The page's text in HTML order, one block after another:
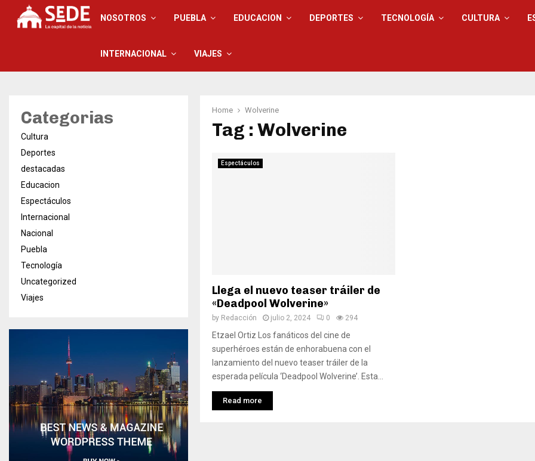
NOSOTROS PUEBLA EDUCACION DEPORTES TECNOLOGÍA CULTURA
INTERNACIONAL VIAJES
Home Wolverine
Tag : Wolverine
Espectáculos
Llega el nuevo teaser tráiler de
«Deadpool Wolverine»
by Redacción julio 2, 2024 0 294
Etzael Ortiz Los fanáticos del cine de
superhéroes están de enhorabuena con el
lanzamiento del nuevo teaser tráiler de la
esperada película ‘Deadpool Wolverine’. Esta...
Read more
Categorias
Cultura
Deportes
destacadas
Educacion
Espectáculos
Internacional
Nacional
Puebla
Tecnología
Uncategorized
Viajes